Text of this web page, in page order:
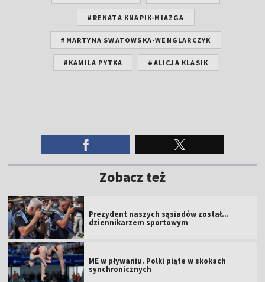
#RENATA KNAPIK-MIAZGA
#MARTYNA SWATOWSKA-WENGLARCZYK
#KAMILA PYTKA #ALICJA KLASIK
Zobacz też
Prezydent naszych sąsiadów został...
dziennikarzem sportowym
ME w pływaniu. Polki piąte w skokach
synchronicznych